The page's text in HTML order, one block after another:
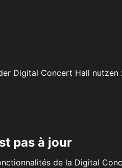
Digital Concert Hall nutzen
pas à jour
de la Digital